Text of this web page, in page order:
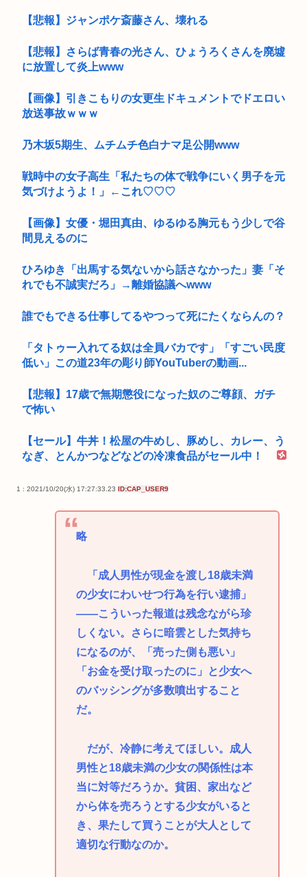
【悲報】ジャンポケ斎藤さん、壊れる
【悲報】さらば青春の光さん、ひょうろくさんを廃墟
に放置して炎上www
【画像】引きこもりの女更生ドキュメントでドエロい
放送事故ｗｗｗ
乃木坂5期生、ムチムチ色白ナマ足公開www
戦時中の女子高生「私たちの体で戦争にいく男子を元
気づけようよ！」←これ♡♡♡
【画像】女優・堀田真由、ゆるゆる胸元もう少しで谷
間見えるのに
ひろゆき「出馬する気ないから話さなかった」妻「そ
れでも不誠実だろ」→離婚協議へwww
誰でもできる仕事してるやつって死にたくならんの？
「タトゥー入れてる奴は全員バカです」「すごい民度
低い」この道23年の彫り師YouTuberの動画...
【悲報】17歳で無期懲役になった奴のご尊顔、ガチ
で怖い
【セール】牛丼！松屋の牛めし、豚めし、カレー、う
なぎ、とんかつなどなどの冷凍食品がセール中！
1 : 2021/10/20(水) 17:27:33.23 ID:CAP_USER9
略
「成人男性が現金を渡し18歳未満
の少女にわいせつ行為を行い逮捕」
――こういった報道は残念ながら珍
しくない。さらに暗雲とした気持ち
になるのが、「売った側も悪い」
「お金を受け取ったのに」と少女へ
のバッシングが多数噴出すること
だ。
だが、冷静に考えてほしい。成人
男性と18歳未満の少女の関係性は本
当に対等だろうか。貧困、家出など
から体を売ろうとする少女がいると
き、果たして買うことが大人として
適切な行動なのか。